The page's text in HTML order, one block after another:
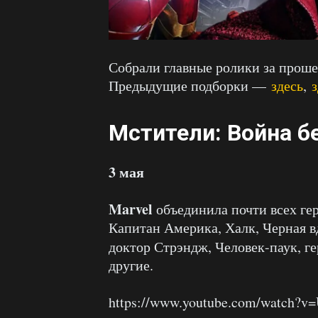
Собрали главные ролики за
Предыдущие подборки — здесь,
Мстители: Война
3 мая
Marvel объединила почти всех
Капитан Америка, Халк, Черная
доктор Стрэндж, Человек-паук,
другие.
https://www.youtube.com/